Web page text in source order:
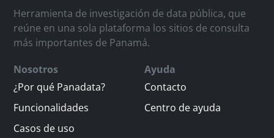
Herramienta de investigación de data pública, que
reúne en una sola plataforma los sitios de consulta
más importantes de Panamá.
Nosotros
¿Por qué Panadata?
Funcionalidades
Casos de uso
Ayuda
Contacto
Centro de ayuda